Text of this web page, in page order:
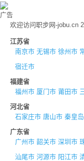
广告
欢迎访问职步网-jobu.cn
江苏省
南京市 无锡市 徐州市
宿迁市
福建省
福州市 厦门市 莆田市
河北省
石家庄市 唐山市 秦皇
广东省
广州市 韶关市 深圳市
汕尾市 河源市 阳江市